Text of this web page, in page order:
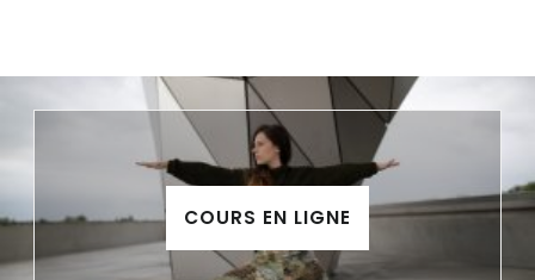
COURS EN LIGNE